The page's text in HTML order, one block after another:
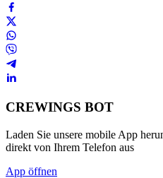
CREWINGS BOT
Laden Sie unsere mobile App
direkt von Ihrem Telefon aus
App öffnen